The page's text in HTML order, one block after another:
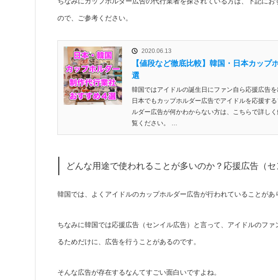
ので、ご参考ください。
2020.06.13
【値段など徹底比較】韓国・日本カップ
選
韓国ではアイドルの誕生日にファン自ら応援広告
日本でもカップホルダー広告でアイドルを応援す
ルダー広告が何かわからない方は、こちらで詳し
覧ください。 ...
どんな用途で使われることが多いのか？応援広告（
韓国では、よくアイドルのカップホルダー広告が行われていることがあ
ちなみに韓国では応援広告（センイル広告）と言って、アイドルのフ
るためだけに、広告を行うことがあるのです。
そんな広告が存在するなんてすごい面白いですよね。